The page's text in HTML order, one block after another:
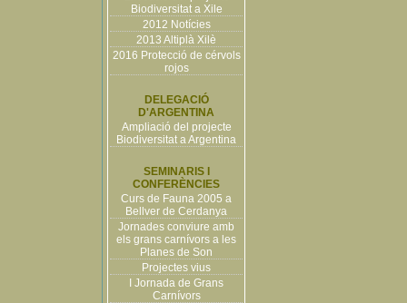
Biodiversitat a Xile
2012 Notícies
2013 Altiplà Xilè
2016 Protecció de cérvols
rojos
DELEGACIÓ
D'ARGENTINA
Ampliació del projecte
Biodiversitat a Argentina
SEMINARIS I
CONFERÈNCIES
Curs de Fauna 2005 a
Bellver de Cerdanya
Jornades conviure amb
els grans carnívors a les
Planes de Son
Projectes vius
I Jornada de Grans
Carnívors